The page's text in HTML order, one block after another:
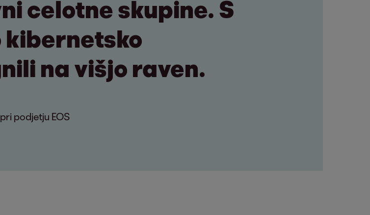
celotne skupine. S
kibernetsko
na višjo raven.
podjetju EOS